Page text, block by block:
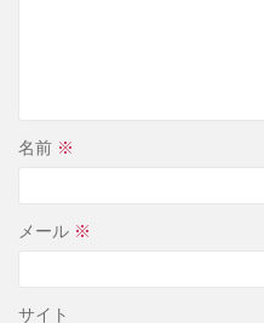
名前 ※
メール ※
サイト